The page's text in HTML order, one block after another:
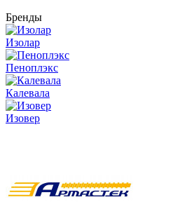
Бренды
Изолар
Пеноплэкс
Калевала
Изовер